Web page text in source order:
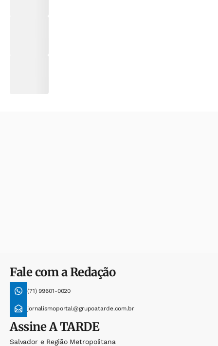
Fale com a Redação
(71) 99601-0020
jornalismoportal@grupoatarde.com.br
AssineA TARDE
Salvador e Região Metropolitana